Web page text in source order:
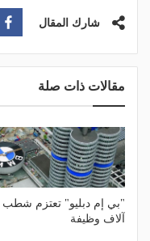
شارك المقال
مقالات ذات صلة
آلاف وظيفة